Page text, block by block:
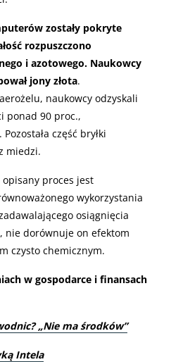
zostały pokryte
rozpuszczono
i azotowego. Naukowcy
jony złota.
naukowcy odzyskali
ponad 90 proc.,
część bryłki
miedzi.
proces jest
wykorzystania
osiągnięcia
nie dorównuje on efektom
czysto chemicznym.
w gospodarce i finansach
„Nie ma środków”
Intela